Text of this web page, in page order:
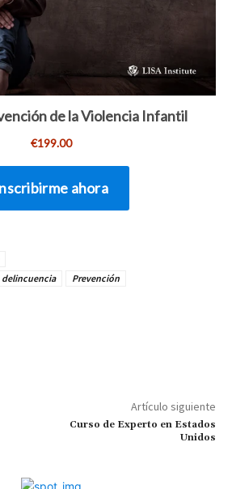
delincuencia
Prevención
Artículo siguiente
Curso de Experto en Estados
Unidos